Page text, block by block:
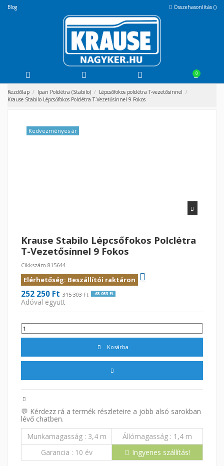
Blog Összehasonlítás ()
0
Kezdőlap Ipari Polclétra (Stabilo)
Lépcsőfokos polclétra T-vezetősínnel
Krause Stabilo Lépcsőfokos Polclétra T-Vezetősínnel 9 Fokos
Kedvezményes ár
Krause Stabilo Lépcsőfokos Polclétra
T-Vezetősínnel 9 Fokos
Cikkszám 815644
Elérhetőség: Beszállítói raktáron
252 250 Ft 315 303 Ft -63 053 Ft
Adóval együtt
Kosárba
💬 Kérdezz rá a termék részleteire a jobb alsó sarokban
lévő chatben.
Munkamagasság
3,4 m Állómagasság
1,4 m
Garancia
10 év Ingyenes szállítás!